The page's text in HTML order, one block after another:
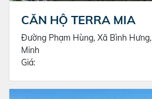
CĂN HỘ TERRA MIA
Đường Phạm Hùng, Xã Bình
Minh
Giá: